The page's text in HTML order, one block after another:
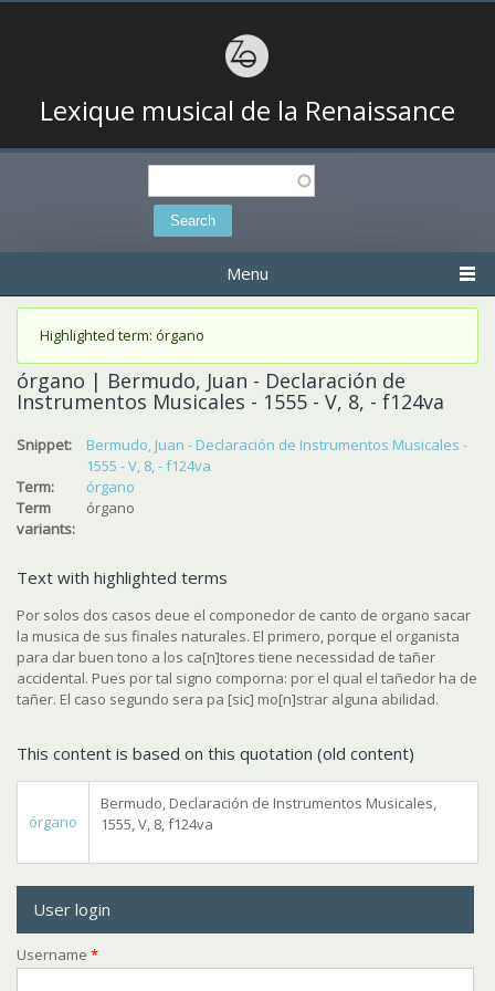
Lexique musical de la Renaissance
Search
Menu
Status message
Highlighted term: órgano
órgano | Bermudo, Juan - Declaración de
Instrumentos Musicales - 1555 - V, 8, - f124va
Snippet:
Bermudo, Juan - Declaración de Instrumentos Musicales -
1555 - V, 8, - f124va
Term:
órgano
Term
variants:
órgano
Text with highlighted terms
Por solos dos casos deue el componedor de canto de organo sacar
la musica de sus finales naturales. El primero, porque el organista
para dar buen tono a los ca[n]tores tiene necessidad de tañer
accidental. Pues por tal signo comporna: por el qual el tañedor ha de
tañer. El caso segundo sera pa [sic] mo[n]strar alguna abilidad.
This content is based on this quotation (old content)
órgano
Bermudo, Declaración de Instrumentos Musicales,
1555, V, 8, f124va
User login
Username *